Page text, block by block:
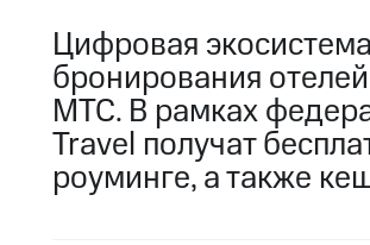
Цифровая
бронирования
МТС. В рамках
Travel получат
роуминге, а также